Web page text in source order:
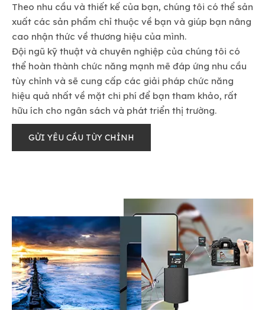
Theo nhu cầu và thiết kế của bạn, chúng tôi có thể sản
xuất các sản phẩm chỉ thuộc về bạn và giúp bạn nâng
cao nhận thức về thương hiệu của mình.
Đội ngũ kỹ thuật và chuyên nghiệp của chúng tôi có
thể hoàn thành chức năng mạnh mẽ đáp ứng nhu cầu
tùy chỉnh và sẽ cung cấp các giải pháp chức năng
hiệu quả nhất về mặt chi phí để bạn tham khảo, rất
hữu ích cho ngân sách và phát triển thị trường.
GỬI YÊU CẦU TÙY CHỈNH